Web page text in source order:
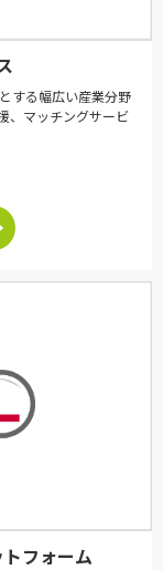
する幅広い産業分野
、マッチングサービ
フォーム